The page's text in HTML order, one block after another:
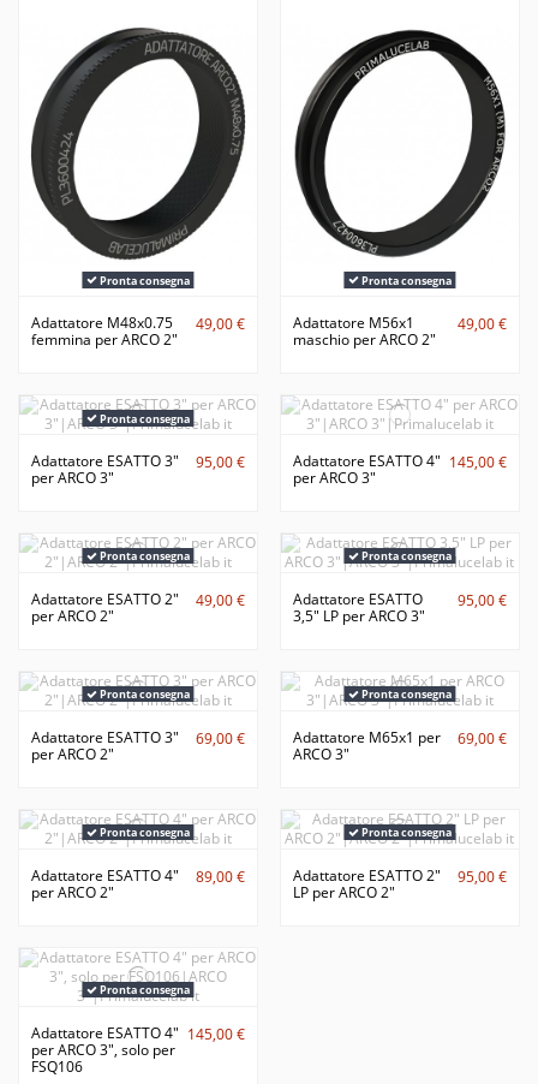
Pronta consegna
Adattatore M48x0.75
femmina per ARCO 2"
49,00 €
Pronta consegna
Adattatore M56x1
maschio per ARCO 2"
49,00 €
Pronta consegna
Adattatore ESATTO 3"
per ARCO 3"
95,00 €
Adattatore ESATTO 4"
per ARCO 3"
145,00 €
Pronta consegna
Adattatore ESATTO 2"
per ARCO 2"
49,00 €
Pronta consegna
Adattatore ESATTO
3,5" LP per ARCO 3"
95,00 €
Pronta consegna
Adattatore ESATTO 3"
per ARCO 2"
69,00 €
Pronta consegna
Adattatore M65x1 per
ARCO 3"
69,00 €
Pronta consegna
Adattatore ESATTO 4"
per ARCO 2"
89,00 €
Pronta consegna
Adattatore ESATTO 2"
LP per ARCO 2"
95,00 €
Pronta consegna
Adattatore ESATTO 4"
per ARCO 3", solo per
FSQ106
145,00 €